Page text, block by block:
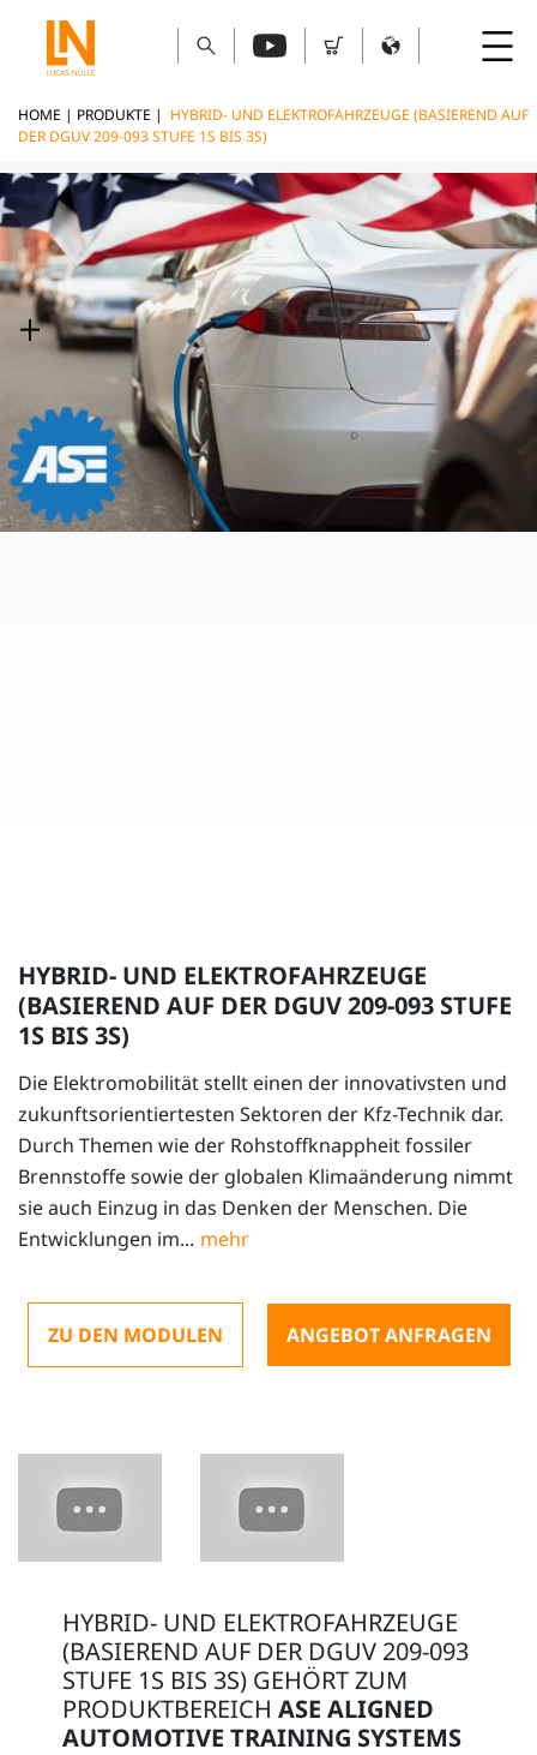
HOME | PRODUKTE | HYBRID- UND ELEKTROFAHRZEUGE (BASIEREND AUF
DER DGUV 209-093 STUFE 1S BIS 3S)
HYBRID- UND ELEKTROFAHRZEUGE
(BASIEREND AUF DER DGUV 209-093 STUFE
1S BIS 3S)
Die Elektromobilität stellt einen der innovativsten und
zukunftsorientiertesten Sektoren der Kfz-Technik dar.
Durch Themen wie der Rohstoffknappheit fossiler
Brennstoffe sowie der globalen Klimaänderung nimmt
sie auch Einzug in das Denken der Menschen. Die
Entwicklungen im...
ZU DEN MODULEN ANGEBOT ANFRAGEN
HYBRID- UND ELEKTROFAHRZEUGE
(BASIEREND AUF DER DGUV 209-093
STUFE 1S BIS 3S) GEHÖRT ZUM
PRODUKTBEREICH ASE ALIGNED
AUTOMOTIVE TRAINING SYSTEMS